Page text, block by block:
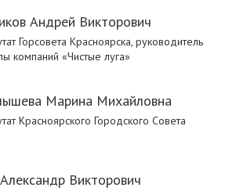
Андрей Викторович
Горсовета Красноярска, руководитель
компаний «Чистые луга»
Марина Михайловна
Красноярского Городского Совета
Викторович